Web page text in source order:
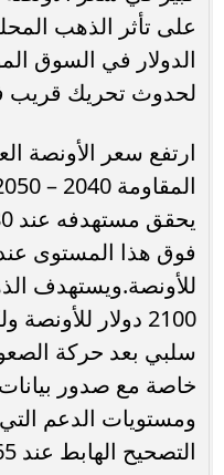
على تأثر الذهب
الدولار في السوق
لحدوث تحريك
ارتفع سعر الأونصة
للأونصة.ويستهدف
2100 دولار
سلبي بعد حركة
خاصة مع صدور بيانات
ومستويات الدعم
التصحيح الهابط عند 2065 و 2050 دولار للأونصة.